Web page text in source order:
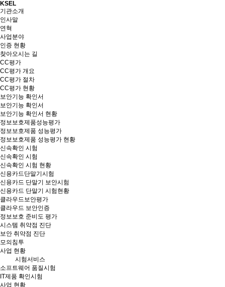
KSEL
기관소개
인사말
연혁
사업분야
인증 현황
찾아오시는 길
CC평가
CC평가 개요
CC평가 절차
CC평가 현황
보안기능 확인서
보안기능 확인서
보안기능 확인서 현황
정보보호제품성능평가
정보보호제품 성능평가
정보보호제품 성능평가 현황
신속확인 시험
신속확인 시험
신속확인 시험 현황
신용카드단말기시험
신용카드 단말기 보안시험
신용카드 단말기 시험현황
클라우드보안평가
클라우드 보안인증
정보보호 준비도 평가
시스템 취약점 진단
보안 취약점 진단
모의침투
사업 현황
시험서비스
소프트웨어 품질시험
IT제품 확인시험
사업 현황